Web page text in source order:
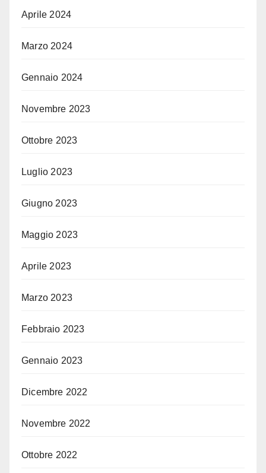
Aprile 2024
Marzo 2024
Gennaio 2024
Novembre 2023
Ottobre 2023
Luglio 2023
Giugno 2023
Maggio 2023
Aprile 2023
Marzo 2023
Febbraio 2023
Gennaio 2023
Dicembre 2022
Novembre 2022
Ottobre 2022